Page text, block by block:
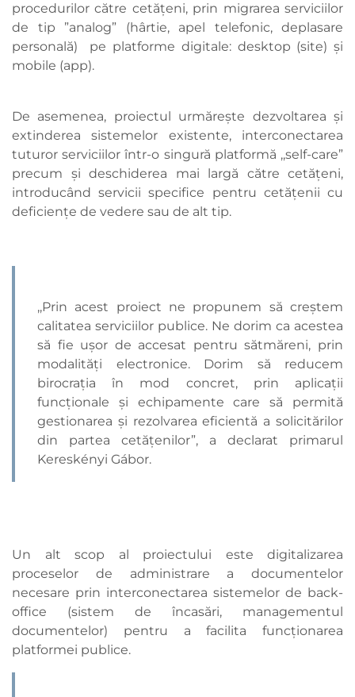
procedurilor către cetățeni, prin migrarea serviciilor
de tip ”analog” (hârtie, apel telefonic, deplasare
personală) pe platforme digitale: desktop (site) și
mobile (app).
De asemenea, proiectul urmărește dezvoltarea și
extinderea sistemelor existente, interconectarea
tuturor serviciilor într-o singură platformă ,,self-care”
precum și deschiderea mai largă către cetățeni,
introducând servicii specifice pentru cetățenii cu
deficiențe de vedere sau de alt tip.
,,Prin acest proiect ne propunem să creștem
calitatea serviciilor publice. Ne dorim ca acestea
să fie ușor de accesat pentru sătmăreni, prin
modalități electronice. Dorim să reducem
birocrația în mod concret, prin aplicații
funcționale și echipamente care să permită
gestionarea și rezolvarea eficientă a solicitărilor
din partea cetățenilor”, a declarat primarul
Kereskényi Gábor.
Un alt scop al proiectului este digitalizarea
proceselor de administrare a documentelor
necesare prin interconectarea sistemelor de back-
office (sistem de încasări, managementul
documentelor) pentru a facilita funcționarea
platformei publice.